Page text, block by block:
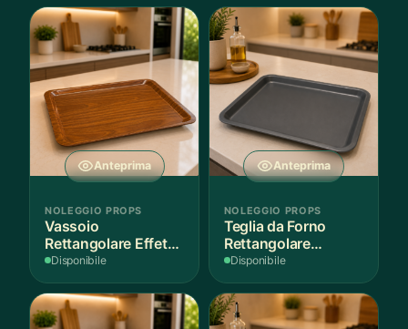
Anteprima
NOLEGGIO PROPS
Vassoio
Rettangolare Effetto
Legno
Disponibile
Anteprima
NOLEGGIO PROPS
Teglia da Forno
Rettangolare
Antiaderente
Disponibile